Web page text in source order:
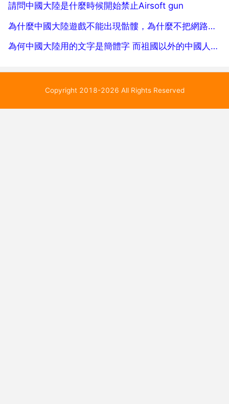
請問中國大陸是什麼時候開始禁止Airsoft gun
為什麼中國大陸遊戲不能出現骷髏，為什麼不把網路垃圾
為何中國大陸用的文字是簡體字 而祖國以外的中國人卻是使用的是繁體字呢
Copyright 2018-2026 All Rights Reserved